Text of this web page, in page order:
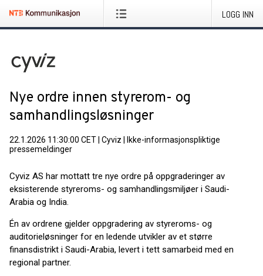
LOGG INN
Nye ordre innen styrerom- og
samhandlingsløsninger
22.1.2026 11:30:00 CET Cyviz
Ikke-informasjonspliktige
pressemeldinger
Cyviz AS har mottatt tre nye ordre på oppgraderinger av
eksisterende styreroms- og samhandlingsmiljøer i Saudi-
Arabia og India.
Én av ordrene gjelder oppgradering av styreroms- og
auditorieløsninger for en ledende utvikler av et større
finansdistrikt i Saudi-Arabia, levert i tett samarbeid med en
regional partner.